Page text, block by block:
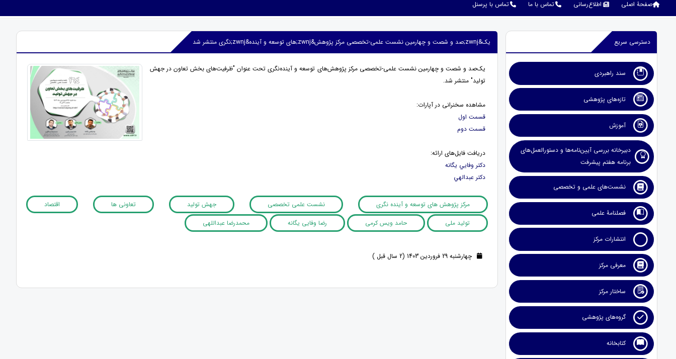
صفحۀ اصلی اطلاع‌رسانی تماس با ما تماس با پرسنل
دسترسی سریع
سند راهبردی
تازه‌های پژوهشی
آموزش
دبیرخانه بررسی آیین‌نامه‌ها و دستورالعمل‌های
برنامه هفتم پیشرفت
نشست‌های علمی و تخصصی
فصلنامۀ علمی
انتشارات مرکز
معرفی مرکز
ساختار مرکز
گروه‌های پژوهشی
کتابخانه
یک&zwnj;صد و شصت و چهارمین نشست علمی-تخصصی مرکز پژوهش&zwnj;های توسعه و آینده&zwnj;نگری منتشر شد
یک‌صد و شصت و چهارمین نشست علمی-تخصصی مرکز پژوهش‌های توسعه و آینده‌نگری تحت عنوان "ظرفیت‌های بخش تعاون در جهش
تولید" منتشر شد.
مشاهده سخنرانی در آپارات:
قسمت اول
قسمت دوم
دریافت فایل‌های ارائه:
دکتر وفايي يگانه
دکتر عبدالهي
مرکز پژوهش های توسعه و آینده نگری نشست علمی تخصصی جهش تولید تعاونی ها
اقتصاد
تولید ملی
حامد ویس کرمی رضا وفایی یگانه محمدرضا عبداللهی
چهارشنبه 29 فروردین 1403 (2 سال قبل )